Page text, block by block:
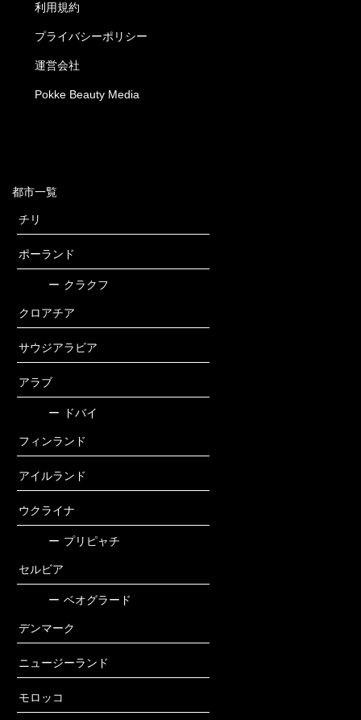
利用規約
プライバシーポリシー
運営会社
Pokke Beauty Media
都市一覧
チリ
ポーランド
ー クラクフ
クロアチア
サウジアラビア
アラブ
ー ドバイ
フィンランド
アイルランド
ウクライナ
ー プリピャチ
セルビア
ー ベオグラード
デンマーク
ニュージーランド
モロッコ